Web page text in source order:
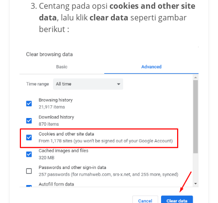
Centang pada opsi cookies and other site
data, lalu klikclear data seperti gambar
berikut :